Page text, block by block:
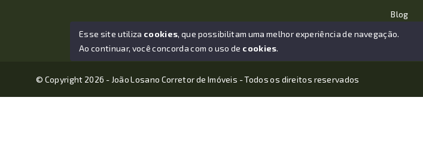
Blog
Contato
© Copyright 2026 - João Losano Corretor de Imóveis - Todos os direitos reservados
Esse site utiliza cookies, que possibilitam uma melhor experiência de navegação.
Ao continuar, você concorda com o uso de cookies.